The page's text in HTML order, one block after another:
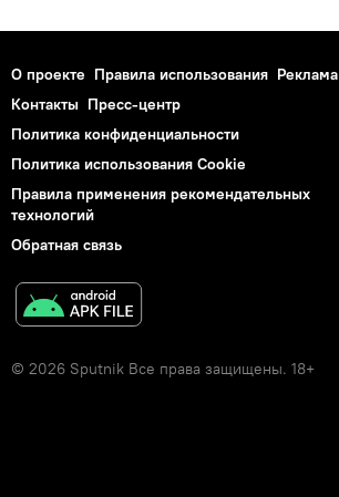
О проекте Правила использования Реклама
Контакты Пресс-центр
Политика конфиденциальности
Политика использования Cookie
Правила применения рекомендательных
технологий
Обратная связь
© 2026 Sputnik Все права защищены. 18+